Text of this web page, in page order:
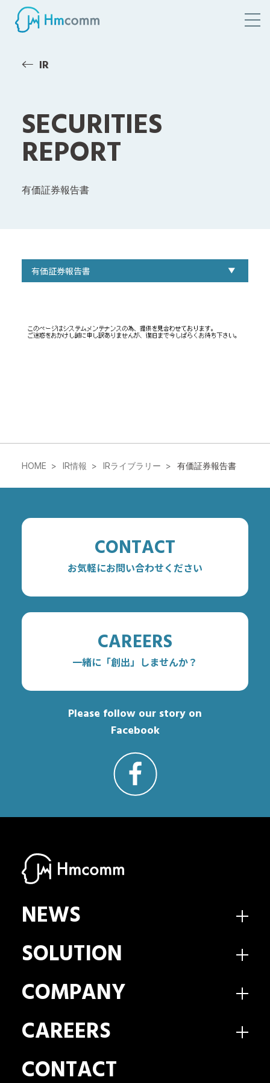
IR
SECURITIES
REPORT
有価証券報告書
HOME IR情報 IRライブラリー 有価証券報告書
CONTACT
お気軽にお問い合わせください
CAREERS
一緒に「創出」しませんか？
Please follow our story on
Facebook
NEWS
SOLUTION
COMPANY
CAREERS
CONTACT